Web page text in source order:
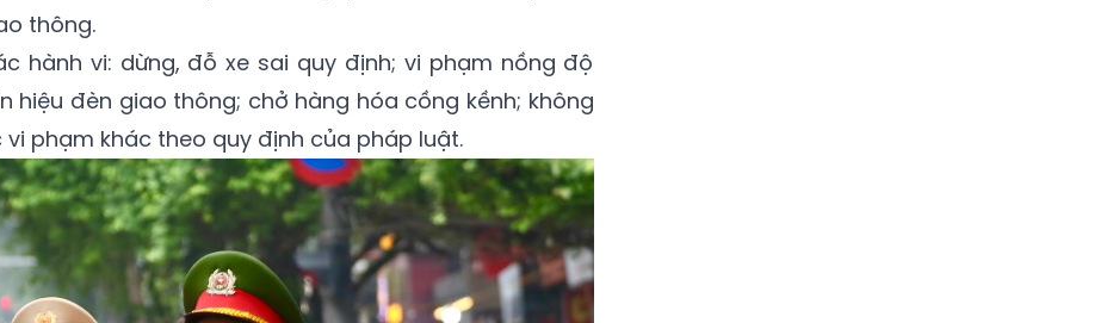
thông.
hành vi: dừng, đỗ xe sai quy định; vi phạm nồng độ
hiệu đèn giao thông; chở hàng hóa cồng kềnh; không
phạm khác theo quy định của pháp luật.